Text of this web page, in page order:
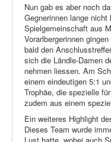
Nun gab es aber noch
Gegnerinnen lange
Spielgemeinschaft aus
Vorarlbergerinnen
bald den
sich die Ländle-Damen
nehmen liessen. Am
einem eindeutigen 5:1
Trophäe, die spezielle
zudem aus einem
Ein weiteres Highlight
Dieses Team wurde